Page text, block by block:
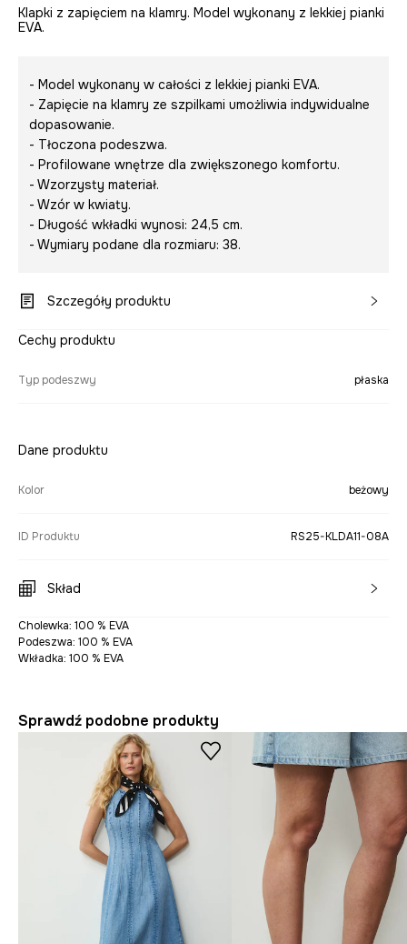
Klapki z zapięciem na klamry. Model wykonany z lekkiej pianki
EVA.
- Model wykonany w całości z lekkiej pianki EVA.
- Zapięcie na klamry ze szpilkami umożliwia indywidualne
dopasowanie.
- Tłoczona podeszwa.
- Profilowane wnętrze dla zwiększonego komfortu.
- Wzorzysty materiał.
- Wzór w kwiaty.
- Długość wkładki wynosi: 24,5 cm.
- Wymiary podane dla rozmiaru: 38.
Szczegóły produktu
Cechy produktu
Typ podeszwy płaska
Dane produktu
Kolor beżowy
ID Produktu RS25-KLDA11-08A
Skład
Cholewka: 100 % EVA
Podeszwa: 100 % EVA
Wkładka: 100 % EVA
Sprawdź podobne produkty